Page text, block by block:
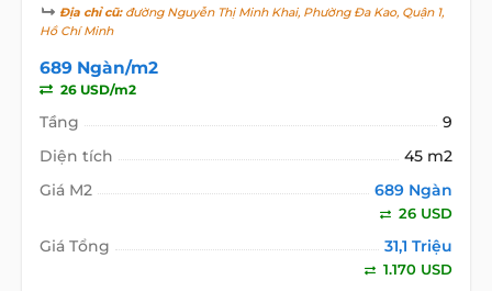
Địa chỉ cũ:đường Nguyễn Thị Minh Khai, Phường Đa Kao, Quận 1,
Hồ Chí Minh
689 Ngàn/m2
26 USD/m2
Tầng
9
Diện tích
45 m2
Giá M2
689 Ngàn
26 USD
Giá Tổng 31,1 Triệu
1.170 USD